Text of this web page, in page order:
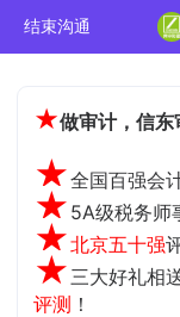
结束沟通
★做审计，信东
★全国百强会
★ 5A级税务
★北京五十强
★ 三大好礼相
评测 ！